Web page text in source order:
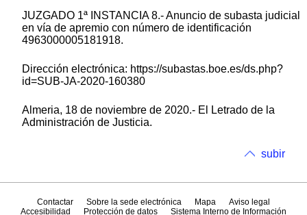
JUZGADO 1ª INSTANCIA 8.- Anuncio de subasta judicial
en vía de apremio con número de identificación
4963000005181918.
Dirección electrónica: https://subastas.boe.es/ds.php?
id=SUB-JA-2020-160380
Almeria, 18 de noviembre de 2020.- El Letrado de la
Administración de Justicia.
subir
Contactar Sobre la sede electrónica Mapa
Aviso legal
Accesibilidad
Protección de datos Sistema Interno de Información